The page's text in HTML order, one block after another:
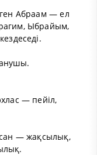
Абраам — ел
Ыбрайым,
— пейіл,
— жақсылық,